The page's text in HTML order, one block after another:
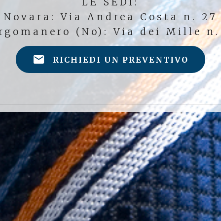
Novara: Via Andrea Costa n. 27
(No): Via dei Mille n.
RICHIEDI UN PREVENTIVO